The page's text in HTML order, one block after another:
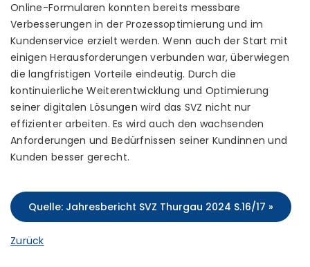
Online-Formularen konnten bereits messbare
Verbesserungen in der Prozessoptimierung und im
Kundenservice erzielt werden. Wenn auch der Start mit
einigen Herausforderungen verbunden war, überwiegen
die langfristigen Vorteile eindeutig. Durch die
kontinuierliche Weiterentwicklung und Optimierung
seiner digitalen Lösungen wird das SVZ nicht nur
effizienter arbeiten. Es wird auch den wachsenden
Anforderungen und Bedürfnissen seiner Kundinnen und
Kunden besser gerecht.
Quelle: Jahresbericht SVZ Thurgau 2024 S.16/17 »
Zurück